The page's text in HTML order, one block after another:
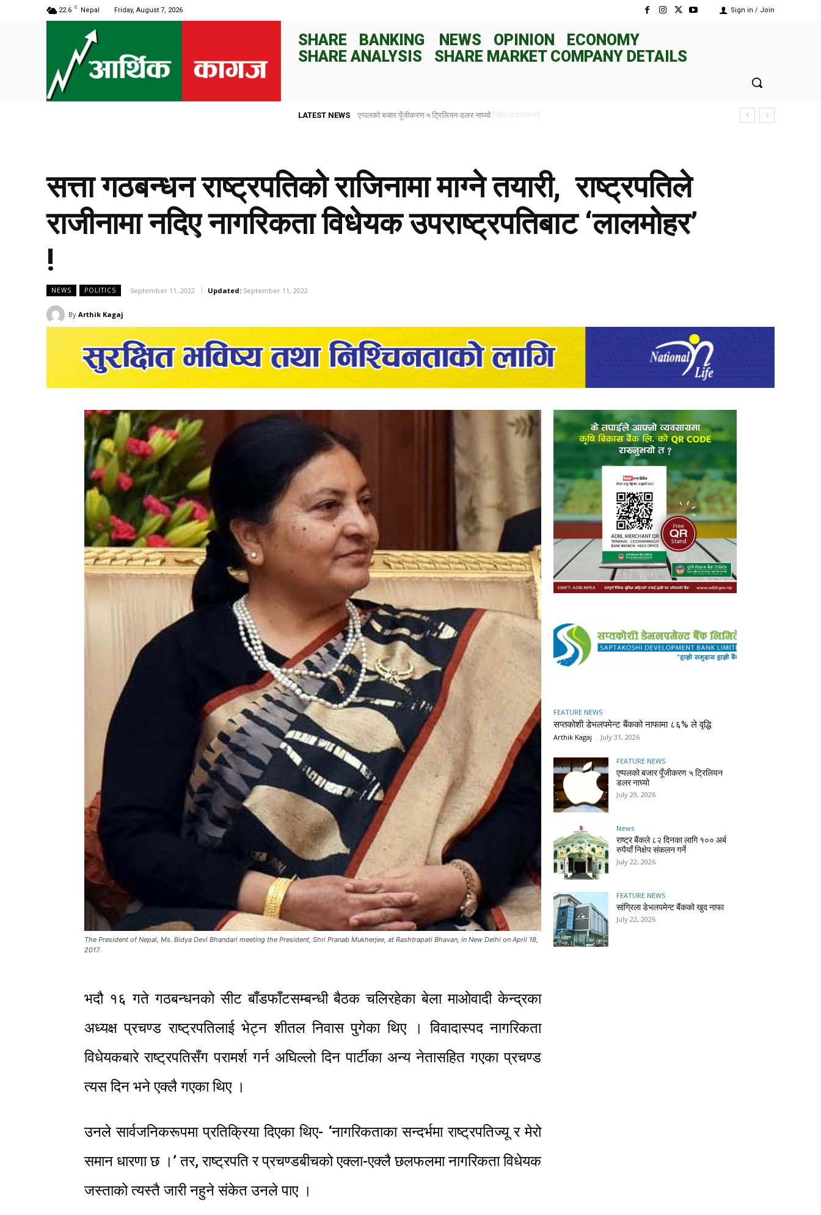
22.6 C Nepal Friday, August 7, 2026 Sign in / Join
SHARE BANKING NEWS OPINION
ECONOMY
SHARE ANALYSIS
SHARE MARKET COMPANY DETAILS
LATEST NEWS राष्ट्र बैंकले ८२ दिनका लागि १०० अर्ब रुपैयाँ निक्षेप संकलन गर्ने
सत्ता गठबन्धन राष्ट्रपतिको राजिनामा माग्ने तयारी, राष्ट्रपतिले
राजीनामा नदिए नागरिकता विधेयक उपराष्ट्रपतिबाट ‘लालमोहर’
!
NEWS POLITICS September 11, 2022 Updated: September 11, 2022
By Arthik Kagaj
The President of Nepal, Ms. Bidya Devi Bhandari meeting the President, Shri Pranab Mukherjee, at Rashtrapati Bhavan, in New Delhi on April 18,
2017.
भदौ १६ गते गठबन्धनको सीट बाँडफाँटसम्बन्धी बैठक चलिरहेका बेला माओवादी केन्द्रका
अध्यक्ष प्रचण्ड राष्ट्रपतिलाई भेट्न शीतल निवास पुगेका थिए । विवादास्पद नागरिकता
विधेयकबारे राष्ट्रपतिसँग परामर्श गर्न अघिल्लो दिन पार्टीका अन्य नेतासहित गएका प्रचण्ड
त्यस दिन भने एक्लै गएका थिए ।
उनले सार्वजनिकरूपमा प्रतिक्रिया दिएका थिए- ‘नागरिकताका सन्दर्भमा राष्ट्रपतिज्यू र मेरो
समान धारणा छ ।’ तर, राष्ट्रपति र प्रचण्डबीचको एक्ला-एक्लै छलफलमा नागरिकता विधेयक
जस्ताको त्यस्तै जारी नहुने संकेत उनले पाए ।
FEATURE NEWS
सप्तकोशी डेभलपमेन्ट बैंकको नाफामा ८६% ले वृद्धि
Arthik Kagaj - July 31, 2026
FEATURE NEWS
एप्पलको बजार पूँजीकरण ५ ट्रिलियन
डलर नाघ्यो
July 29, 2026
News
राष्ट्र बैंकले ८२ दिनका लागि १०० अर्ब
रुपैयाँ निक्षेप संकलन गर्ने
July 22, 2026
FEATURE NEWS
सांग्रिला डेभलपमेन्ट बैंकको खुद नाफा
July 22, 2026